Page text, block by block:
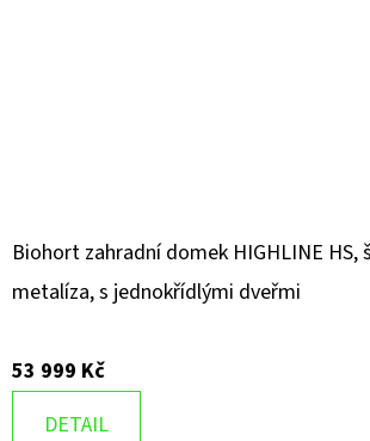
Biohort zahradní domek HIGHLINE HS,
metalíza, s jednokřídlými dveřmi
53 999 Kč
DETAIL